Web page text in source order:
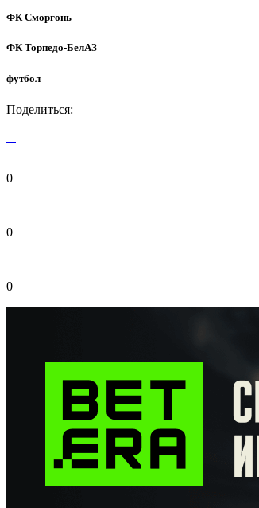
ФК Сморгонь
ФК Торпедо-БелАЗ
футбол
Поделиться:
0
0
0